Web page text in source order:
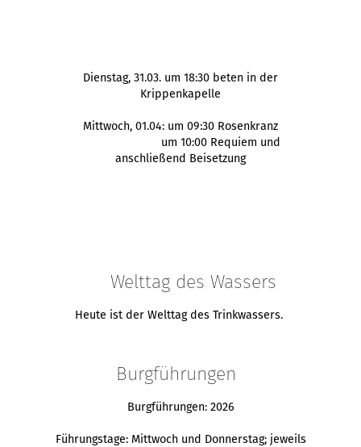
Dienstag, 31.03. um 18:30 beten in der
Krippenkapelle
Mittwoch, 01.04: um 09:30 Rosenkranz
um 10:00 Requiem und
anschließend Beisetzung
Welttag des Wassers
Heute ist der Welttag des Trinkwassers.
Burgführungen
Burgführungen: 2026
Führungstage: Mittwoch und Donnerstag; jeweils